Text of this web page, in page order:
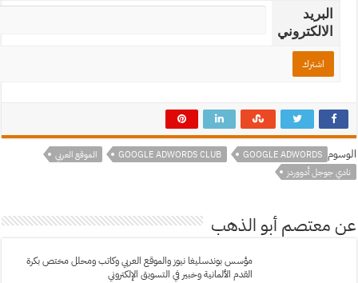
البريد
الالكتروني
GOOGLE ADWORDS
GOOGLE ADWORDS CLUB
الموقع العربي
جوجل أدووردز
معتصم أبو الذهب
مؤسس بوندسليغا نيوز والموقع العربي وكاتب ومحلل مختص بكرة
القدم الألمانية وخبير في التسويق الإلكتروني